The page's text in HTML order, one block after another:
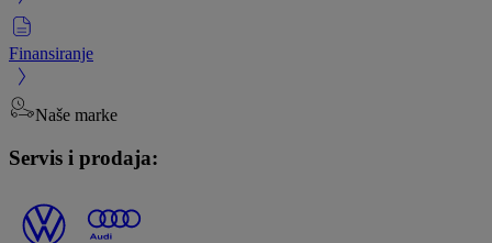
Finansiranje
Naše marke
Servis i prodaja: